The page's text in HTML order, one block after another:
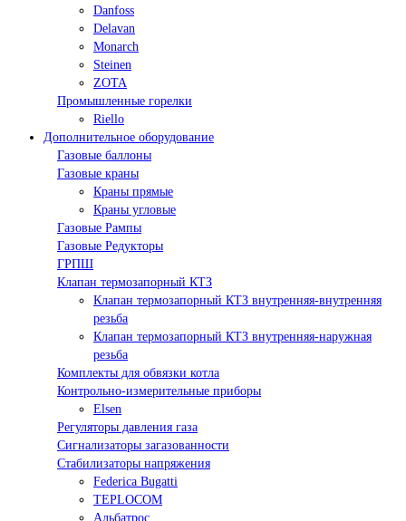
Danfoss
Delavan
Monarch
Steinen
ZOTA
Промышленные горелки
Riello
Дополнительное оборудование
Газовые баллоны
Газовые краны
Краны прямые
Краны угловые
Газовые Рампы
Газовые Редукторы
ГРПШ
Клапан термозапорный КТЗ
Клапан термозапорный КТЗ внутренняя-внутренняя
резьба
Клапан термозапорный КТЗ внутренняя-наружная
резьба
Комплекты для обвязки котла
Контрольно-измерительные приборы
Elsen
Регуляторы давления газа
Сигнализаторы загазованности
Стабилизаторы напряжения
Federica Bugatti
TEPLOCOM
Альбатрос